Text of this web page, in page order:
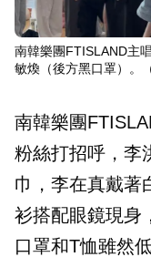
南韓樂團FTISLAND主
敏煥（後方黑口罩）。
南韓樂團
粉絲打招呼，李
巾，李在真戴著
衫搭配眼鏡現身
口罩和T恤雖然